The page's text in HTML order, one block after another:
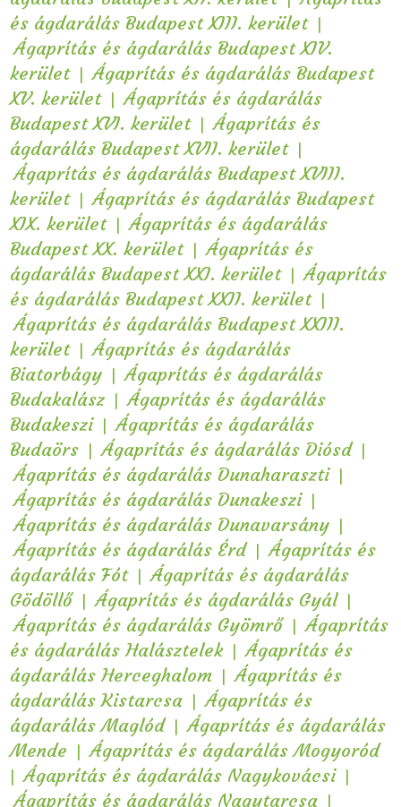
és ágdarálás Budapest XIII. kerület |
Ágaprítás és ágdarálás Budapest XIV.
kerület | Ágaprítás és ágdarálás Budapest
XV. kerület | Ágaprítás és ágdarálás
Budapest XVI. kerület | Ágaprítás és
ágdarálás Budapest XVII. kerület |
Ágaprítás és ágdarálás Budapest XVIII.
kerület | Ágaprítás és ágdarálás Budapest
XIX. kerület | Ágaprítás és ágdarálás
Budapest XX. kerület | Ágaprítás és
ágdarálás Budapest XXI. kerület | Ágaprítás
és ágdarálás Budapest XXII. kerület |
Ágaprítás és ágdarálás Budapest XXIII.
kerület | Ágaprítás és ágdarálás
Biatorbágy | Ágaprítás és ágdarálás
Budakalász | Ágaprítás és ágdarálás
Budakeszi | Ágaprítás és ágdarálás
Budaörs | Ágaprítás és ágdarálás Diósd |
Ágaprítás és ágdarálás Dunaharaszti |
Ágaprítás és ágdarálás Dunakeszi |
Ágaprítás és ágdarálás Dunavarsány |
Ágaprítás és ágdarálás Érd | Ágaprítás és
ágdarálás Fót | Ágaprítás és ágdarálás
Gödöllő | Ágaprítás és ágdarálás Gyál |
Ágaprítás és ágdarálás Gyömrő | Ágaprítás
és ágdarálás Halásztelek | Ágaprítás és
ágdarálás Herceghalom | Ágaprítás és
ágdarálás Kistarcsa | Ágaprítás és
ágdarálás Maglód | Ágaprítás és ágdarálás
Mende | Ágaprítás és ágdarálás Mogyoród
| Ágaprítás és ágdarálás Nagykovácsi |
Ágaprítás és ágdarálás Nagytarcsa |